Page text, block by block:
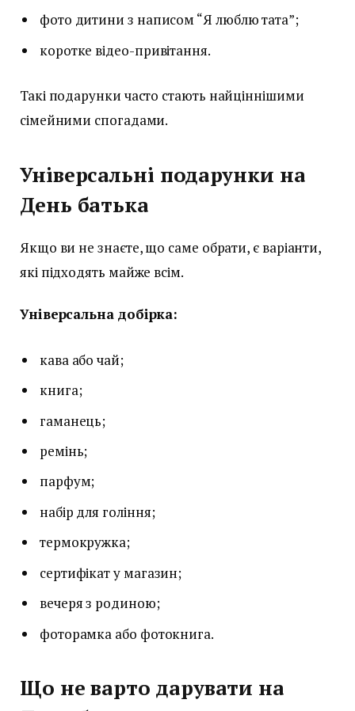
фото дитини з написом “Я люблю тата”;
коротке відео-привітання.
Такі подарунки часто стають найціннішими
сімейними спогадами.
Універсальні подарунки на
День батька
Якщо ви не знаєте, що саме обрати, є варіанти,
які підходять майже всім.
Універсальна добірка:
кава або чай;
книга;
гаманець;
ремінь;
парфум;
набір для гоління;
термокружка;
сертифікат у магазин;
вечеря з родиною;
фоторамка або фотокнига.
Що не варто дарувати на